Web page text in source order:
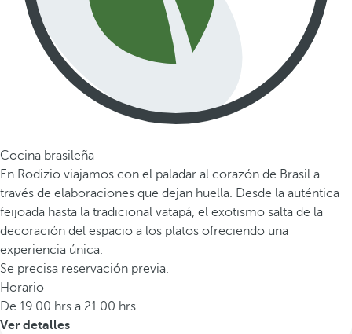
Cocina brasileña
En Rodizio viajamos con el paladar al corazón de Brasil a
través de elaboraciones que dejan huella. Desde la auténtica
feijoada hasta la tradicional vatapá, el exotismo salta de la
decoración del espacio a los platos ofreciendo una
experiencia única.
Se precisa reservación previa.
Horario
De 19.00 hrs a 21.00 hrs.
Ver detalles